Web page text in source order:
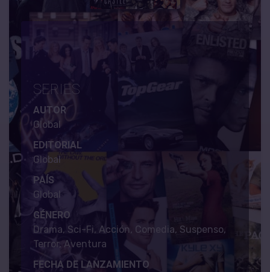
SERIES
AUTOR
Global
EDITORIAL
Global
PAÍS
Global
GÉNERO
Drama, Sci-Fi, Acción, Comedia, Suspenso,
Terror, Aventura
FECHA DE LANZAMIENTO